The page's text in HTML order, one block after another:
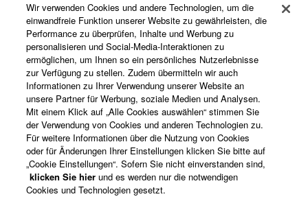
Über Yamaha
Schweiz Suisse Svizzera - German
Business
Wir verwenden Cookies und andere Technologien, um die
einwandfreie Funktion unserer Website zu gewährleisten, die
Performance zu überprüfen, Inhalte und Werbung zu
personalisieren und Social-Media-Interaktionen zu
ermöglichen, um Ihnen so ein persönliches Nutzerlebnisse
zur Verfügung zu stellen. Zudem übermitteln wir auch
Informationen zu Ihrer Verwendung unserer Website an
unsere Partner für Werbung, soziale Medien und Analysen.
Mit einem Klick auf „Alle Cookies auswählen“ stimmen Sie
der Verwendung von Cookies und anderen Technologien zu.
Für weitere Informationen über die Nutzung von Cookies
oder für Änderungen Ihrer Einstellungen klicken Sie bitte auf
„Cookie Einstellungen“. Sofern Sie nicht einverstanden sind,
klicken Sie hier und es werden nur die notwendigen
Cookies und Technologien gesetzt.